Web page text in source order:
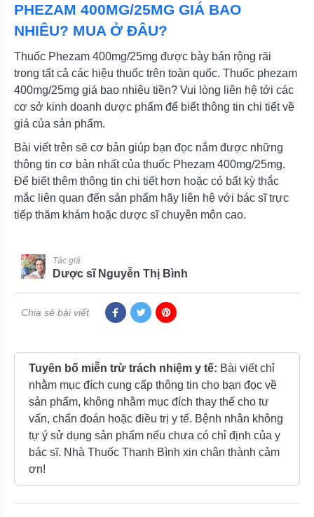
PHEZAM 400MG/25MG GIÁ BAO
NHIÊU? MUA Ở ĐÂU?
Thuốc Phezam 400mg/25mg được bày bán rộng rãi
trong tất cả các hiệu thuốc trên toàn quốc. Thuốc phezam
400mg/25mg giá bao nhiêu tiền? Vui lòng liên hệ tới các
cơ sở kinh doanh dược phẩm để biết thông tin chi tiết về
giá của sản phẩm.
Bài viết trên sẽ cơ bản giúp bạn đọc nắm được những
thông tin cơ bản nhất của thuốc Phezam 400mg/25mg.
Để biết thêm thông tin chi tiết hơn hoặc có bất kỳ thắc
mắc liên quan đến sản phẩm hãy liên hệ với bác sĩ trực
tiếp thăm khám hoặc dược sĩ chuyên môn cao.
Tác giả
Dược sĩ Nguyễn Thị Bình
Chia sẻ bài viết
Tuyên bố miễn trừ trách nhiệm y tế: Bài viết chỉ
nhằm mục đích cung cấp thông tin cho bạn đọc về
sản phẩm, không nhằm mục đích thay thế cho tư
vấn, chẩn đoán hoặc điều trị y tế. Bệnh nhân không
tự ý sử dụng sản phẩm nếu chưa có chỉ định của y
bác sĩ. Nhà Thuốc Thanh Bình xin chân thành cảm
ơn!